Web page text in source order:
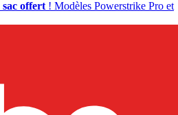
sac offert ! Modèles Powerstrike Pro et